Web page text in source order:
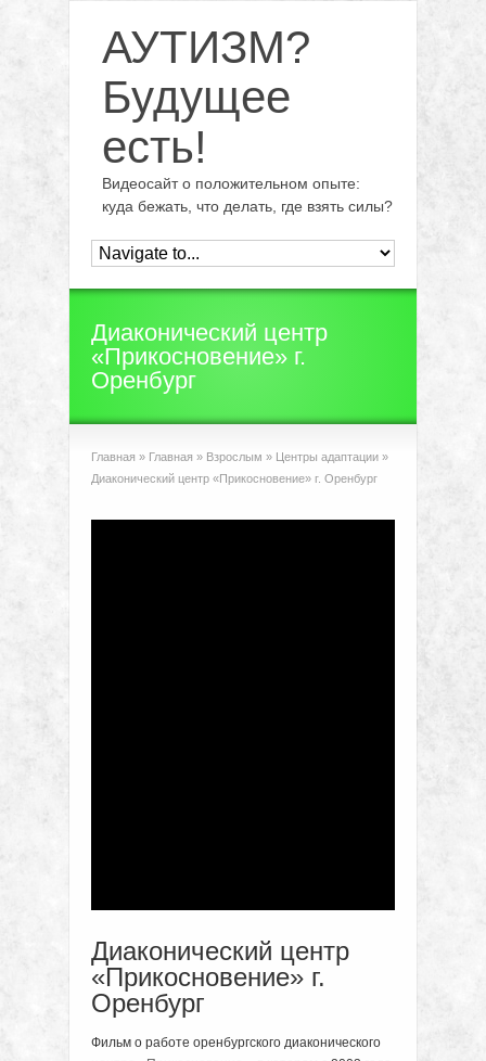
АУТИЗМ?
Будущее
есть!
Видеосайт о положительном опыте:
куда бежать, что делать, где взять силы?
Диаконический центр
«Прикосновение» г.
Оренбург
Главная » Главная » Взрослым » Центры адаптации »
Диаконический центр «Прикосновение» г. Оренбург
Диаконический центр
«Прикосновение» г.
Оренбург
Фильм о работе оренбургского диаконического